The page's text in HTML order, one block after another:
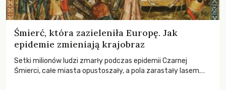
Śmierć, która zazieleniła Europę. Jak
epidemie zmieniają krajobraz
Setki milionów ludzi zmarły podczas epidemii Czarnej
Śmierci, całe miasta opustoszały, a pola zarastały lasem.